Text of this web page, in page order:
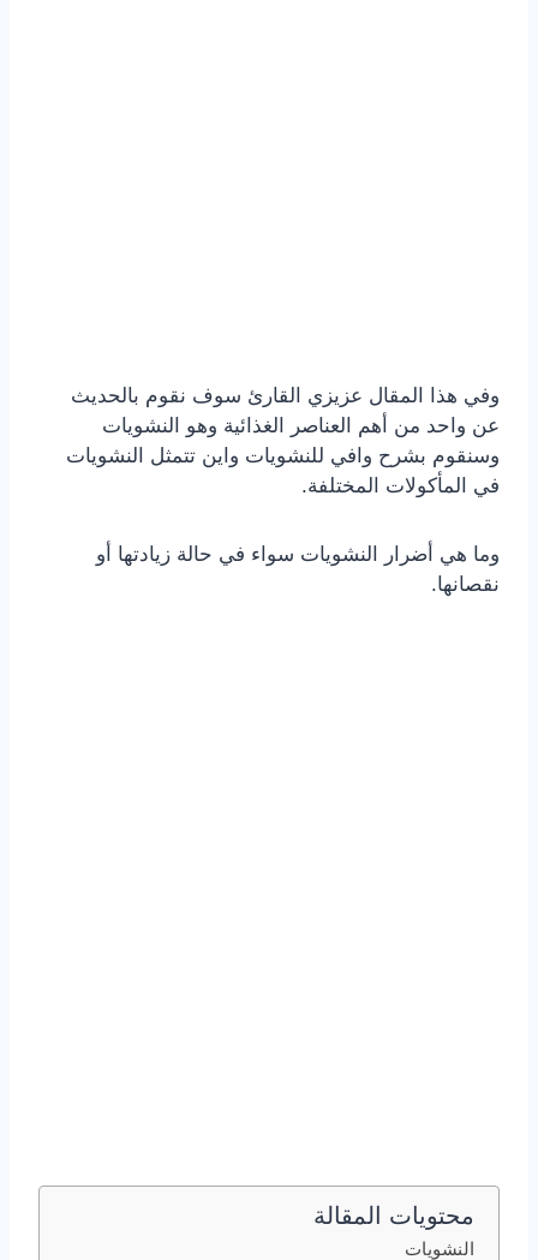
وفي هذا المقال عزيزي القارئ سوف نقوم بالحديث
عن واحد من أهم العناصر الغذائية وهو النشويات
وسنقوم بشرح وافي للنشويات واين تتمثل النشويات
في المأكولات المختلفة.
وما هي أضرار النشويات سواء في حالة زيادتها أو
نقصانها.
محتويات المقالة
النشويات